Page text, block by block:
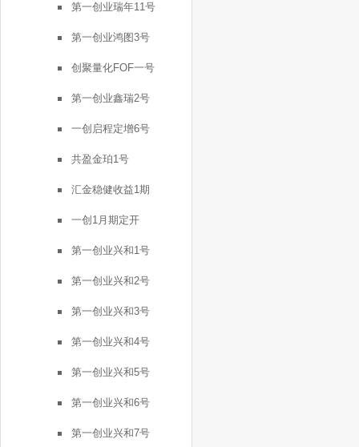
第一创业瑞年11号
第一创业鸿图3号
创聚量化FOF一号
第一创业鑫瑞2号
一创启程定增6号
共盈金珀1号
汇金稳健收益1期
一创1月期定开
第一创业兴和1号
第一创业兴和2号
第一创业兴和3号
第一创业兴和4号
第一创业兴和5号
第一创业兴和6号
第一创业兴和7号